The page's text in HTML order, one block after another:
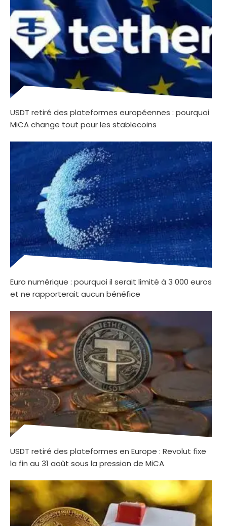
USDT retiré des plateformes européennes : pourquoi
MiCA change tout pour les stablecoins
Euro numérique : pourquoi il serait limité à 3 000 euros
et ne rapporterait aucun bénéfice
USDT retiré des plateformes en Europe : Revolut fixe
la fin au 31 août sous la pression de MiCA